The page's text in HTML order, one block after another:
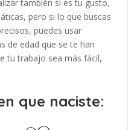
también si es tu gusto,
pero si lo que buscas
puedes usar
de edad que se te han
tu trabajo sea más fácil,
que naciste: